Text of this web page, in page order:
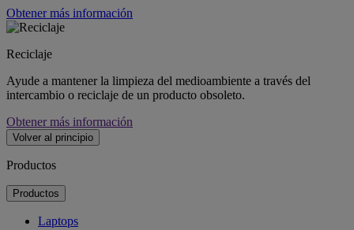
Obtener más información
Reciclaje
Ayude a mantener la limpieza del medioambiente a través del
intercambio o reciclaje de un producto obsoleto.
Obtener más información
Volver al principio
Productos
Productos
Laptops